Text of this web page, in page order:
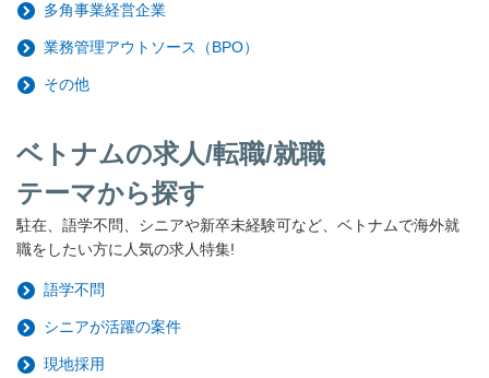
多角事業経営企業
業務管理アウトソース（BPO）
その他
ベトナムの求人/転職/就職
テーマから探す
駐在、語学不問、シニアや新卒未経験可など、ベトナムで海外就
職をしたい方に人気の求人特集!
語学不問
シニアが活躍の案件
現地採用